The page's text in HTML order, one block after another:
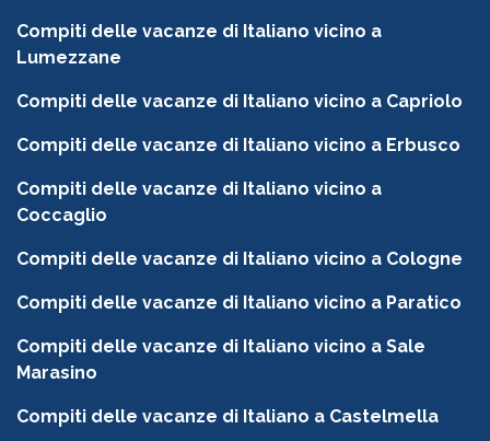
Compiti delle vacanze di Italiano vicino a
Lumezzane
Compiti delle vacanze di Italiano vicino a Capriolo
Compiti delle vacanze di Italiano vicino a Erbusco
Compiti delle vacanze di Italiano vicino a
Coccaglio
Compiti delle vacanze di Italiano vicino a Cologne
Compiti delle vacanze di Italiano vicino a Paratico
Compiti delle vacanze di Italiano vicino a Sale
Marasino
Compiti delle vacanze di Italiano a Castelmella